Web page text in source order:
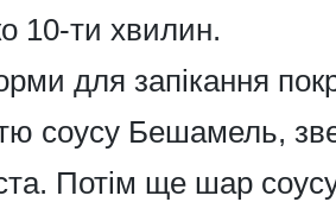
10-ти хвилин.
для запікання
соусу Бешамель,
Потім ще шар